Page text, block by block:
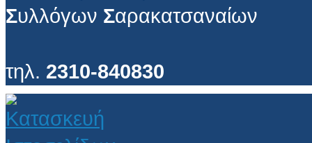
Συλλόγων Σαρακατσαναίων
τηλ. 2310-840830